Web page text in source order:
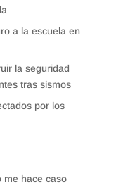
a la escuela en
la seguridad
tras sismos
por los
me hace caso